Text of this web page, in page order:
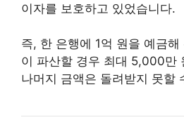
이자를 보호하고 있었습니다.
즉, 한 은행에 1억 원을 예금
이 파산할 경우 최대 5,000만
나머지 금액은 돌려받지 못할